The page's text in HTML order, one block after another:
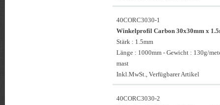
40CORC3030-1
Winkelprofil Carbon 30x30mm x
Stärk : 1.5mm
Länge : 1000mm - Gewicht : 130g/
mast
Inkl.MwSt., Verfügbarer Artikel
40CORC3030-2